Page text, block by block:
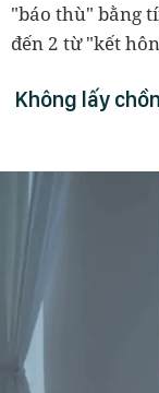
"báo thù" bằng
đến 2 từ "kết
Không lấy